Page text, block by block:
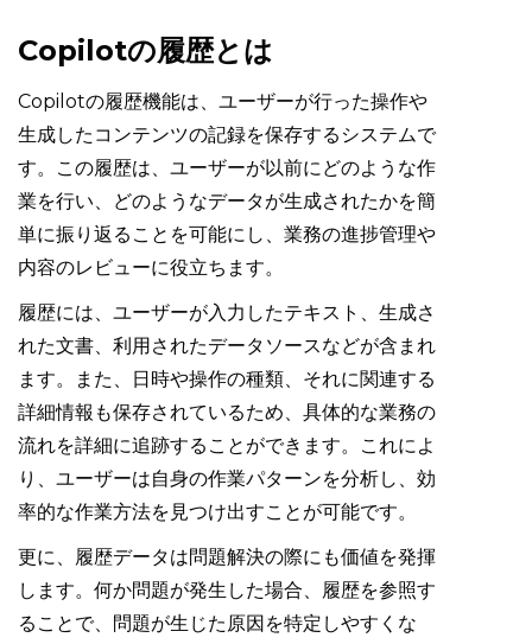
Copilotの履歴とは
Copilotの履歴機能は、ユーザーが行った操作や
生成したコンテンツの記録を保存するシステムで
す。この履歴は、ユーザーが以前にどのような作
業を行い、どのようなデータが生成されたかを簡
単に振り返ることを可能にし、業務の進捗管理や
内容のレビューに役立ちます。
履歴には、ユーザーが入力したテキスト、生成さ
れた文書、利用されたデータソースなどが含まれ
ます。また、日時や操作の種類、それに関連する
詳細情報も保存されているため、具体的な業務の
流れを詳細に追跡することができます。これによ
り、ユーザーは自身の作業パターンを分析し、効
率的な作業方法を見つけ出すことが可能です。
更に、履歴データは問題解決の際にも価値を発揮
します。何か問題が発生した場合、履歴を参照す
ることで、問題が生じた原因を特定しやすくな